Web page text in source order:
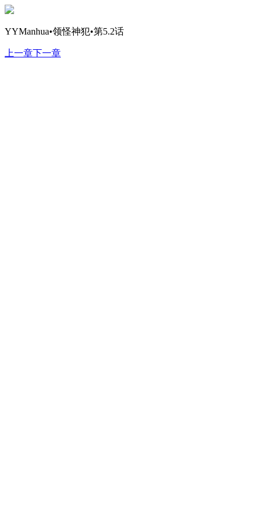
YYManhua•领怪神犯•第5.2话
上一章下一章